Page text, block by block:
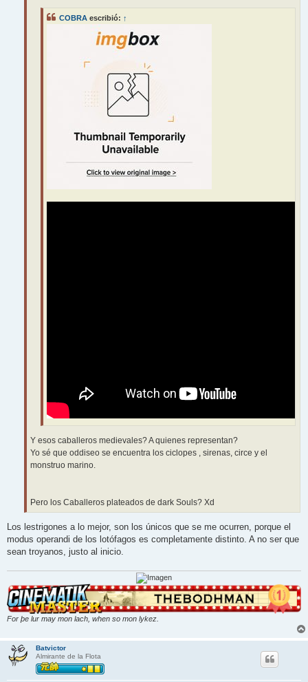
COBRA escribió: ↑
Y esos caballeros medievales? A quienes representan?
Yo sé que oddiseo se encuentra los ciclopes , sirenas, circe y el
monstruo marino.
Pero los Caballeros plateados de dark Souls? Xd
Los lestrigones a lo mejor, son los únicos que se me ocurren, porque el
modus operandi de los lotófagos es completamente distinto. A no ser que
sean troyanos, justo al inicio.
For þe lur may mon lach, when so mon lykez.
Batvictor
Almirante de la Flota